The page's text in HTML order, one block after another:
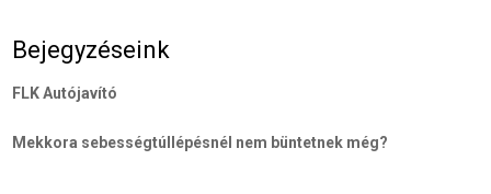
Bejegyzéseink
FLK Autójavító
Mekkora sebességtúllépésnél nem büntetnek még?